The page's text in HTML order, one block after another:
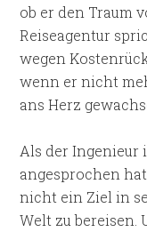
ob er den Traum
Reiseagentur
wegen
wenn er nicht
ans Herz
Als der Ingenieur
angesprochen
nicht ein Ziel in
Welt zu bereisen.